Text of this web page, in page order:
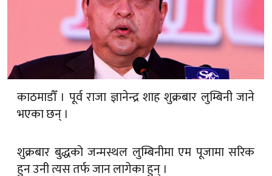
काठमाडौँ । पूर्व राजा ज्ञानेन्द्र शाह शुक्रबार लुम्बिनी जाने
भएका छन् ।
शुक्रबार बुद्धको जन्मस्थल लुम्बिनीमा एम पूजामा सरिक
हुन उनी त्यस तर्फ जान लागेका हुन् ।